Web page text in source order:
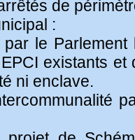
de
:
le
existants
ni enclave.